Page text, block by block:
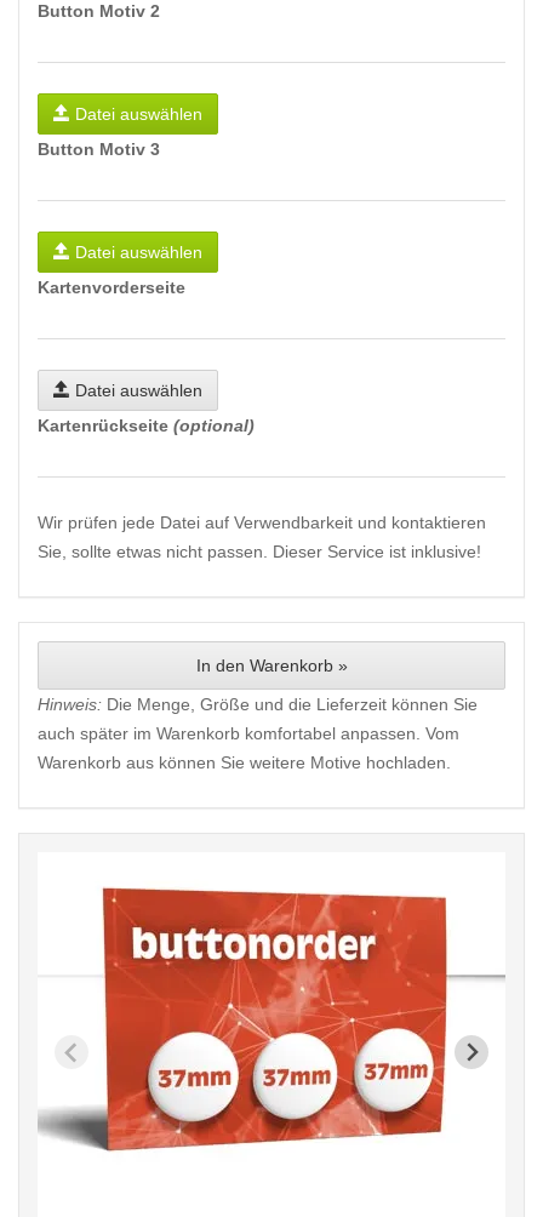
Button Motiv 2
Datei auswählen
Button Motiv 3
Datei auswählen
Kartenvorderseite
Datei auswählen
Kartenrückseite (optional)
Wir prüfen jede Datei auf Verwendbarkeit und kontaktieren
Sie, sollte etwas nicht passen. Dieser Service ist inklusive!
In den Warenkorb »
Hinweis: Die Menge, Größe und die Lieferzeit können Sie
auch später im Warenkorb komfortabel anpassen. Vom
Warenkorb aus können Sie weitere Motive hochladen.